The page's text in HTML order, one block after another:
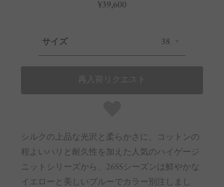
¥39,600
サイズ 38
再入荷リクエスト
シルクの上品な光沢と柔らかさに、コットンの
程よいハリと耐久性を加えた人気のハイゲージ
ニットシリーズから、26SSシーズンは鮮やかな
イエローと美しいブルーでカラー別注しまし